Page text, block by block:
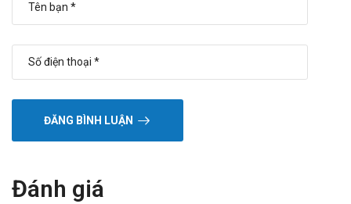
ĐĂNG BÌNH LUẬN
Đánh giá